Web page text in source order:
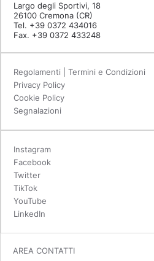
Largo degli Sportivi, 18
26100 Cremona (CR)
Tel. +39 0372 434016
Fax. +39 0372 433248
Regolamenti | Termini e Condizioni
Privacy Policy
Cookie Policy
Segnalazioni
Instagram
Facebook
Twitter
TikTok
YouTube
LinkedIn
AREA CONTATTI